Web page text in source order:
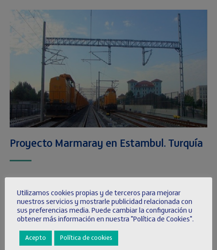
Proyecto Marmaray en Estambul. Turquía
Utilizamos cookies propias y de terceros para mejorar
nuestros servicios y mostrarle publicidad relacionada con
sus preferencias media. Puede cambiar la configuración u
obtener más información en nuestra "Política de Cookies".
Acepto Política de cookies